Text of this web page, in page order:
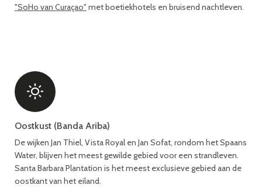
"SoHo van Curaçao" met boetiekhotels en bruisend nachtleven.
Oostkust (Banda Ariba)
De wijken Jan Thiel, Vista Royal en Jan Sofat, rondom het Spaans
Water, blijven het meest gewilde gebied voor een strandleven.
Santa Barbara Plantation is het meest exclusieve gebied aan de
oostkant van het eiland.